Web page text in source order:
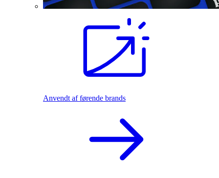
Anvendt af førende brands